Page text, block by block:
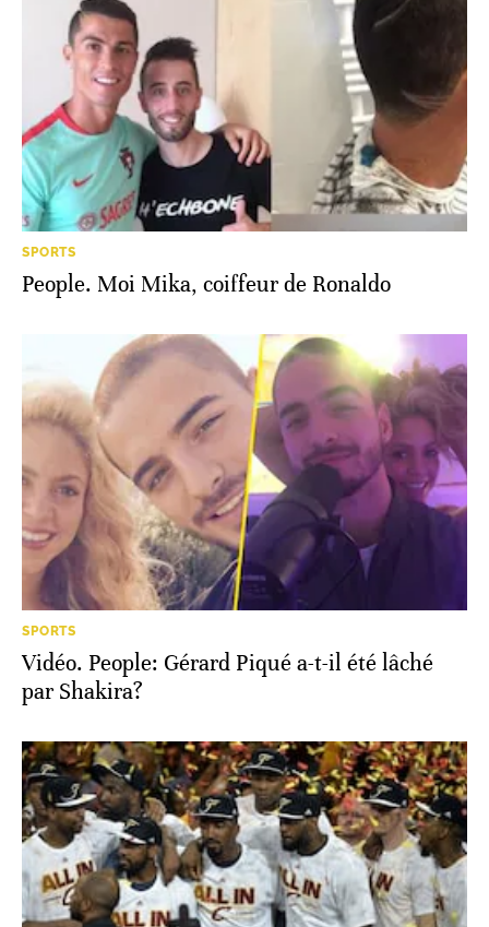
SPORTS
People. Moi Mika, coiffeur de Ronaldo
SPORTS
Vidéo. People: Gérard Piqué a-t-il été lâché
par Shakira?